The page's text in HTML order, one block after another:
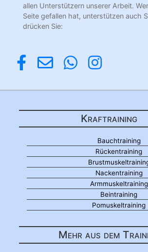
allen Unterstützern unserer Arbeit.
Seite gefallen hat, unterstützen auch
drücken Sie:
Kraftraining
Bauchtraining
Rückentraining
Nackentraining
Armmuskeltraining
Beintraining
Pomuskeltraining
Mehr aus dem